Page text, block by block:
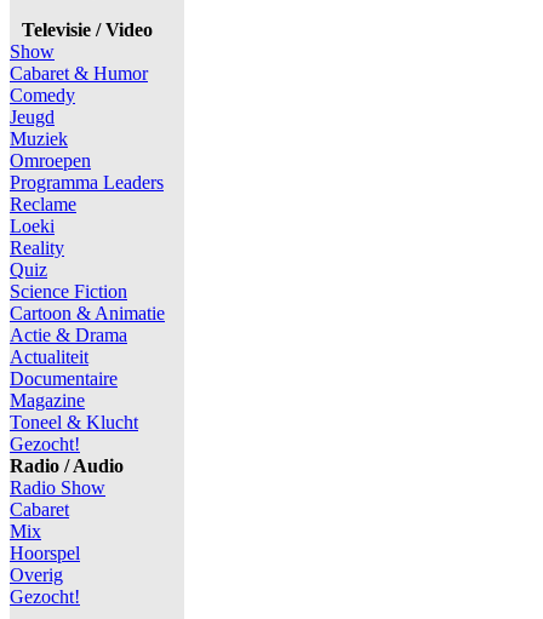
Televisie / Video
Show
Cabaret & Humor
Comedy
Jeugd
Muziek
Omroepen
Programma Leaders
Reclame
Loeki
Reality
Quiz
Science Fiction
Cartoon & Animatie
Actie & Drama
Actualiteit
Documentaire
Magazine
Toneel & Klucht
Gezocht!
Radio / Audio
Radio Show
Cabaret
Mix
Hoorspel
Overig
Gezocht!